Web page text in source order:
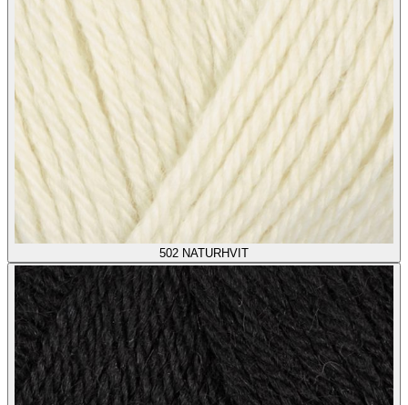
502 NATURHVIT